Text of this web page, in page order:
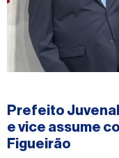
Prefeito
e vice assume
Figueirão